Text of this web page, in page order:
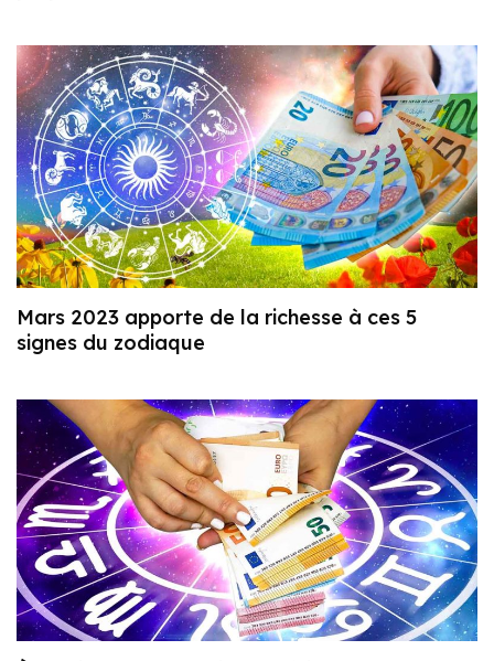
Mars 2023 apporte de la richesse à ces 5
signes du zodiaque